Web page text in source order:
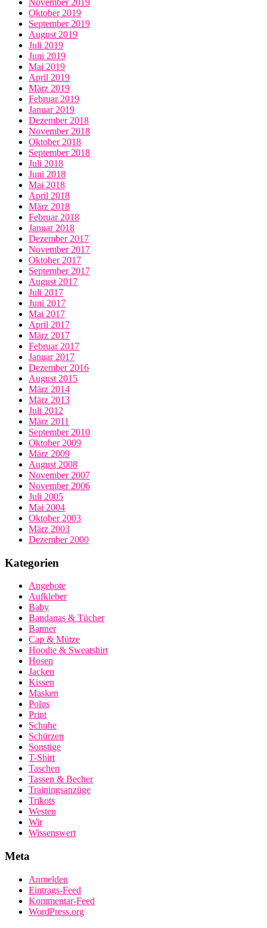
November 2019
Oktober 2019
September 2019
August 2019
Juli 2019
Juni 2019
Mai 2019
April 2019
März 2019
Februar 2019
Januar 2019
Dezember 2018
November 2018
Oktober 2018
September 2018
Juli 2018
Juni 2018
Mai 2018
April 2018
März 2018
Februar 2018
Januar 2018
Dezember 2017
November 2017
Oktober 2017
September 2017
August 2017
Juli 2017
Juni 2017
Mai 2017
April 2017
März 2017
Februar 2017
Januar 2017
Dezember 2016
August 2015
März 2014
März 2013
Juli 2012
März 2011
September 2010
Oktober 2009
März 2009
August 2008
November 2007
November 2006
Juli 2005
Mai 2004
Oktober 2003
März 2003
Dezember 2000
Kategorien
Angebote
Aufkleber
Baby
Bandanas & Tücher
Banner
Cap & Mütze
Hoodie & Sweatshirt
Hosen
Jacken
Kissen
Masken
Polos
Print
Schuhe
Schürzen
Sonstige
T-Shirt
Taschen
Tassen & Becher
Trainingsanzüge
Trikots
Westen
Wir
Wissenswert
Meta
Anmelden
Eintrags-Feed
Kommentar-Feed
WordPress.org